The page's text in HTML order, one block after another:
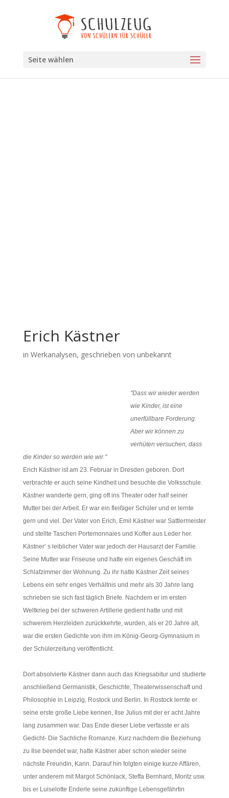
Seite wählen
Erich Kästner
in Werkanalysen, geschrieben von unbekannt
"Dass wir wieder werden
wie Kinder, ist eine
unerfüllbare Forderung.
Aber wir können zu
verhüten versuchen, dass
die Kinder so werden wie wir."
Erich Kästner ist am 23. Februar in Dresden geboren. Dort
verbrachte er auch seine Kindheit und besuchte die Volksschule.
Kästner wanderte gern, ging oft ins Theater oder half seiner
Mutter bei der Arbeit. Er war ein fleißiger Schüler und er lernte
gern und viel. Der Vater von Erich, Emil Kästner war Sattlermeister
und stellte Taschen Portemonnaies und Koffer aus Leder her.
Kästner’ s leiblicher Vater war jedoch der Hausarzt der Familie.
Seine Mutter war Friseuse und hatte ein eigenes Geschäft im
Schlafzimmer der Wohnung. Zu ihr hatte Kästner Zeit seines
Lebens ein sehr enges Verhältnis und mehr als 30 Jahre lang
schrieben sie sich fast täglich Briefe. Nachdem er im ersten
Weltkrieg bei der schweren Artillerie gedient hatte und mit
schwerem Herzleiden zurückkehrte, wurden, als er 20 Jahre alt,
war die ersten Gedichte von ihm im König-Georg-Gymnasium in
der Schülerzeitung veröffentlicht.
Dort absolvierte Kästner dann auch das Kriegsabitur und studierte
anschließend Germanistik, Geschichte, Theaterwissenschaft und
Philosophie in Leipzig, Rostock und Berlin. In Rostock lernte er
seine erste große Liebe kennen, Ilse Julius mit der er acht Jahre
lang zusammen war. Das Ende dieser Liebe verfasste er als
Gedicht- Die Sachliche Romanze. Kurz nachdem die Beziehung
zu Ilse beendet war, hatte Kästner aber schon wieder seine
nächste Freundin, Karin. Darauf hin folgten einige kurze Affären,
unter anderem mit Margot Schönlack, Steffa Bernhard, Moritz usw.
bis er Luiselotte Enderle seine zukünftige Lebensgefährtin